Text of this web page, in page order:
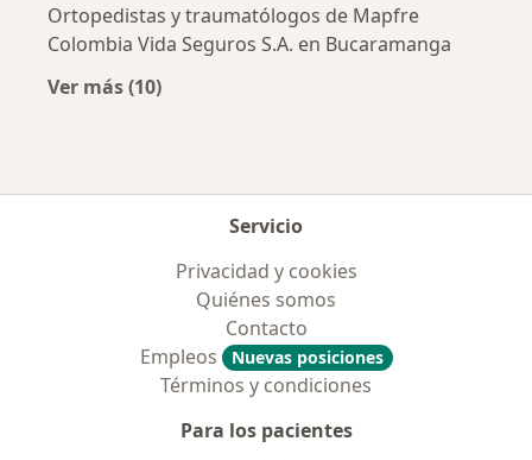
Ortopedistas y traumatólogos de Mapfre
Colombia Vida Seguros S.A. en Bucaramanga
Ver más (10)
Servicio
Privacidad y cookies
Quiénes somos
Contacto
Empleos
Nuevas posiciones
Términos y condiciones
Para los pacientes